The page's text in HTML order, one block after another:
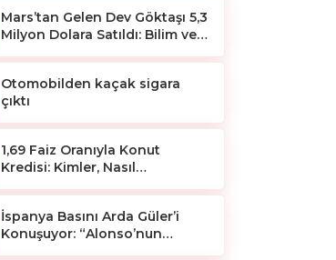
Mars’tan Gelen Dev Göktaşı 5,3
Milyon Dolara Satıldı: Bilim ve
Otomobilden kaçak sigara
çıktı
1,69 Faiz Oranıyla Konut
Kredisi: Kimler, Nasıl
İspanya Basını Arda Güler’i
Konuşuyor: “Alonso’nun